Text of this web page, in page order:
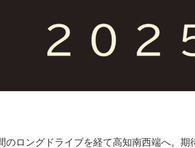
のロングドライブを経て高知南西端へ。期